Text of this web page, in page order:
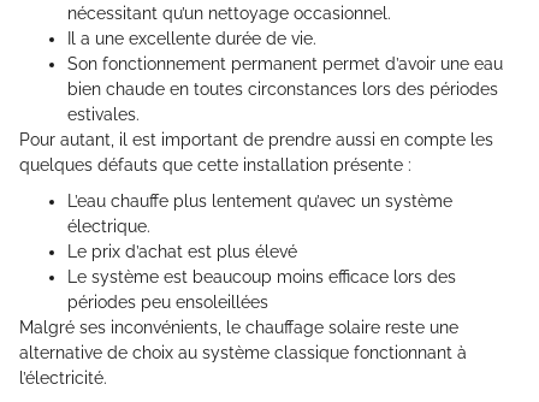
nécessitant qu’un nettoyage occasionnel.
Il a une excellente durée de vie.
Son fonctionnement permanent permet d’avoir une eau
bien chaude en toutes circonstances lors des périodes
estivales.
Pour autant, il est important de prendre aussi en compte les
quelques défauts que cette installation présente :
L’eau chauffe plus lentement qu’avec un système
électrique.
Le prix d’achat est plus élevé
Le système est beaucoup moins efficace lors des
périodes peu ensoleillées
Malgré ses inconvénients, le chauffage solaire reste une
alternative de choix au système classique fonctionnant à
l’électricité.